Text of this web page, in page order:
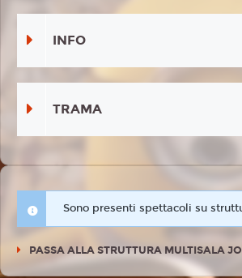
INFO
TRAMA
Sono presenti spettacoli su
PASSA ALLA STRUTTURA MULTISALA